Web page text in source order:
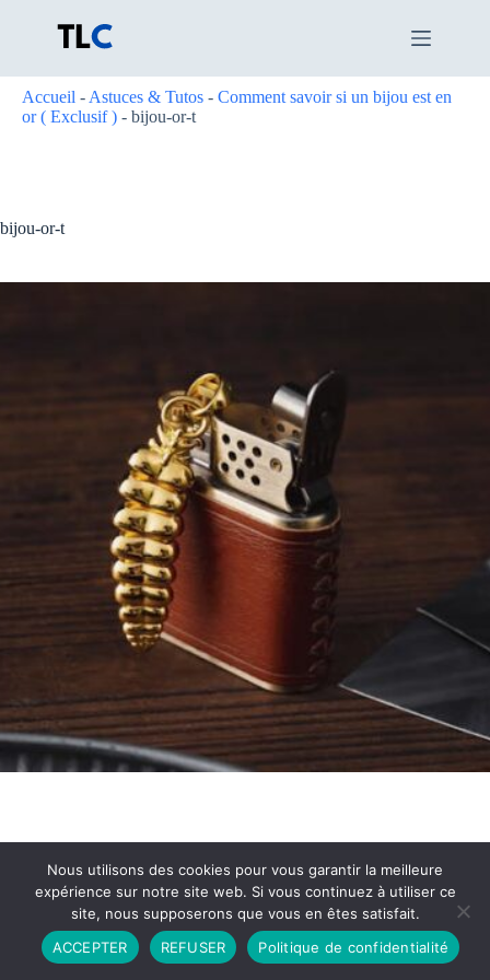
Accueil - Astuces & Tutos - Comment savoir si un bijou est en
or ( Exclusif ) - bijou-or-t
bijou-or-t
Partenariat Contact
Politique de Confidentialité
CGU
Copyright © 2026 - Propulsé par DIEUDUDIABLE
Nous utilisons des cookies pour vous garantir la meilleure
expérience sur notre site web. Si vous continuez à utiliser ce
site, nous supposerons que vous en êtes satisfait.
ACCEPTER
REFUSER Politique de confidentialité